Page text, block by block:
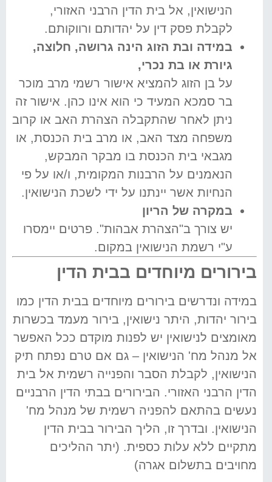
הנישואין, אל בית הדין הרבני האזורי,
לקבלת פסק דין על יהדותם ורווקותם.
במידה ובת הזוג הינה גרושה, חלוצה,
גיורת או בת נכרי,
על בן הזוג להמציא אישור רשמי מרב מוכר
בר סמכא המעיד כי הוא אינו כהן. אישור זה
ניתן לאחר שהתקבלה הצהרת האב או קרוב
משפחה מצד האב, או מרב בית הכנסת, או
מגבאי בית הכנסת בו מבקר המבקש,
הנאמנים על הרבנות המקומית, ו/או על פי
הנחיות אשר יינתנו על ידי לשכת הנישואין.
במקרה של הריון
יש צורך ב"הצהרת אבהות". פרטים יימסרו
ע"י רשמת הנישואין במקום.
בירורים מיוחדים בבית הדין
במידה ונדרשים בירורים מיוחדים בבית הדין כמו
בירור יהדות, היתר נישואין, בירור מעמד בכשרות
מאומצים לנישואין יש לפנות מוקדם ככל האפשר
אל מנהל מח' הנישואין – גם אם טרם נפתח תיק
הנישואין, לקבלת הסבר והפנייה רשמית אל בית
הדין הרבני האזורי. הבירורים בבתי הדין הרבניים
נעשים בהתאם להפניה רשמית של מנהל מח'
הנישואין. ובדרך זו, הליך הבירור בבית הדין
מתקיים ללא עלות כספית. (יתר ההליכים
מחויבים בתשלום אגרה)